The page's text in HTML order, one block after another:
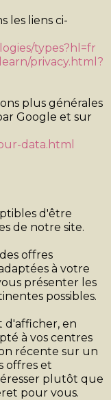
les liens ci-
types?hl=fr
privacy.html?
plus générales
Google et sur
data.html
d'être
de notre site.
offres
à votre
présenter les
possibles.
d'afficher, en
à vos centres
récente sur un
offres et
plutôt que
pour vous.